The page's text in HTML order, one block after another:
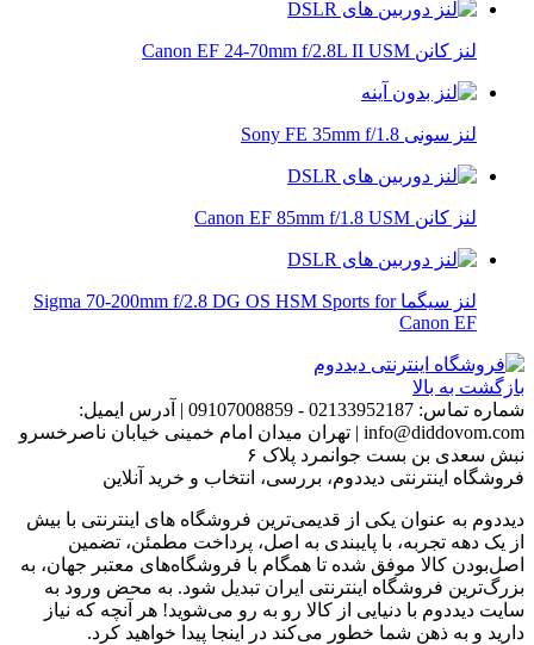
لنز کانن Canon EF 24-70mm f/2.8L II USM
لنز سونی Sony FE 35mm f/1.8
لنز کانن Canon EF 85mm f/1.8 USM
لنز سیگما Sigma 70-200mm f/2.8 DG OS HSM Sports for
Canon EF
بازگشت به بالا
شماره تماس: 02133952187 - 09107008859
| آدرس ایمیل:
info@diddovom.com
| تهران میدان امام خمینی خیابان ناصرخسرو
نبش سعدی بن بست جوانمرد پلاک ۶
فروشگاه اینترنتی دیددوم، بررسی، انتخاب و خرید آنلاین
دیددوم به عنوان یکی از قدیمی‌ترین فروشگاه های اینترنتی با بیش
از یک دهه تجربه، با پایبندی به اصل، پرداخت مطمئن، تضمین
اصل‌بودن کالا موفق شده تا همگام با فروشگاه‌های معتبر جهان، به
بزرگ‌ترین فروشگاه اینترنتی ایران تبدیل شود. به محض ورود به
سایت دیددوم با دنیایی از کالا رو به رو می‌شوید! هر آنچه که نیاز
دارید و به ذهن شما خطور می‌کند در اینجا پیدا خواهید کرد.